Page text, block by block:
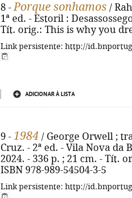
8 -Porque sonhamos /
1ª ed. - Estoril :
Tít. orig.: This is why you
Link persistente: http://
ADICIONAR À LISTA
9 - 1984 / George Orwell ;
Cruz. - 2ª ed. - Vila Nova
2024. - 336 p. ; 21 cm. - Tít.
ISBN 978-989-54504-3-5
Link persistente: http://